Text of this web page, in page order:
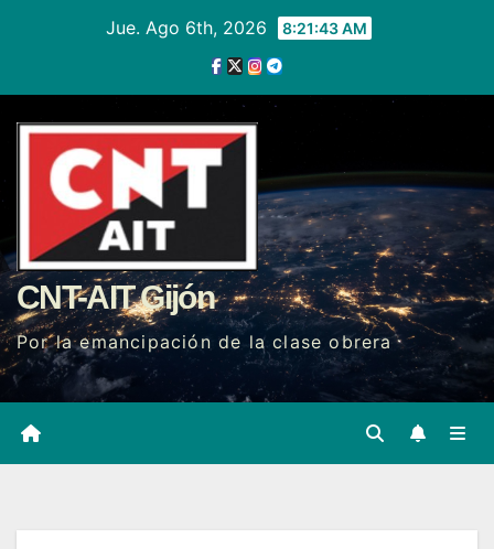
Jue. Ago 6th, 2026 8:21:44 AM
CNT-AIT Gijón
Por la emancipación de la clase obrera